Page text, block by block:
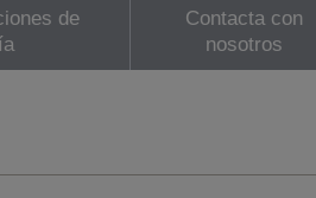
de
Contacta con
nosotros